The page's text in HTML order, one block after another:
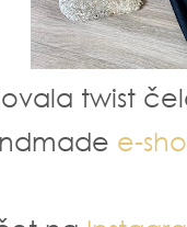
twist
e-